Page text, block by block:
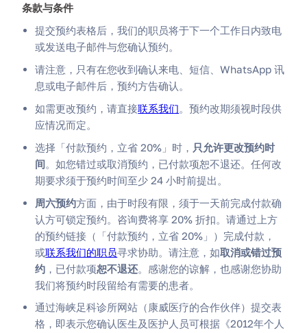
条款与条件
提交预约表格后，我们的职员将于下一个工作日内致电
或发送电子邮件与您确认预约。
请注意，只有在您收到确认来电、短信、WhatsApp 讯
息或电子邮件后，预约方告确认。
如需更改预约，请直接联系我们。预约改期须视时段供
应情况而定。
选择「付款预约，立省 20%」时， 只允许更改预约时
间。如您错过或取消预约，已付款项恕不退还。任何改
期要求须于预约时间至少 24 小时前提出。
周六预约方面，由于时段有限，须于一天前完成付款确
认方可锁定预约。咨询费将享 20% 折扣。请通过上方
的预约链接（「付款预约，立省 20%」）完成付款，
或联系我们的职员寻求协助。请注意，如取消或错过预
约 ，已付款项恕不退还。感谢您的谅解，也感谢您协助
我们将预约时段留给有需要的患者。
通过海峡足科诊所网站（康威医疗的合作伙伴）提交表
格，即表示您确认医生及医护人员可根据《2012年个人